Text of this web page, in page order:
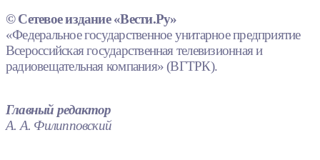
© Сетевое издание «Вести.Ру»
«Федеральное государственное унитарное предприятие
Всероссийская государственная телевизионная и
радиовещательная компания» (ВГТРК).
Главный редактор
А. А. Филипповский